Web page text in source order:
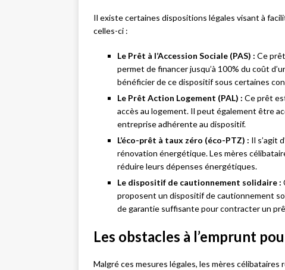
Il existe certaines dispositions légales visant à
celles-ci :
Le Prêt à l’Accession Sociale (PAS) : Ce
permet de financer jusqu’à 100% du coût
bénéficier de ce dispositif sous certaines
Le Prêt Action Logement (PAL) : Ce prêt
accès au logement. Il peut également être
entreprise adhérente au dispositif.
L’éco-prêt à taux zéro (éco-PTZ) : Il s’agit
rénovation énergétique. Les mères
réduire leurs dépenses énergétiques.
Le dispositif de cautionnement solidaire :
proposent un dispositif de cautionnement
de garantie suffisante pour contracter un
Les obstacles à l’emprunt
Malgré ces mesures légales, les mères